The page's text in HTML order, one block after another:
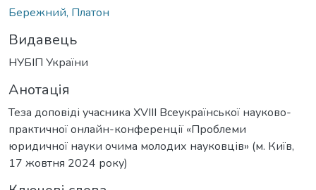
Бережний, Платон
Видавець
НУБІП України
Анотація
Теза доповіді учасника XVIII Всеукраїнської науково-
практичної онлайн-конференції «Проблеми
юридичної науки очима молодих науковців» (м. Київ,
17 жовтня 2024 року)